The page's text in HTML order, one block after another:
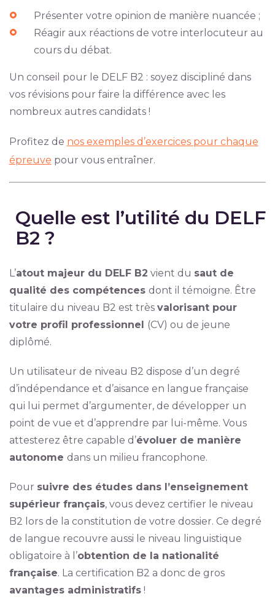
Présenter votre opinion de manière nuancée ;
Réagir aux réactions de votre interlocuteur au
cours du débat.
Un conseil pour le DELF B2 : soyez discipliné dans
vos révisions pour faire la différence avec les
nombreux autres candidats !
Profitez de nos exemples d’exercices pour chaque
épreuve pour vous entraîner.
Quelle est l’utilité du DELF
B2 ?
L’atout majeur du DELF B2 vient du saut de
qualité des compétences dont il témoigne. Être
titulaire du niveau B2 est très valorisant pour
votre profil professionnel
(CV) ou de jeune
diplômé.
Un utilisateur de niveau B2 dispose d’un degré
d’indépendance et d’aisance en langue française
qui lui permet d’argumenter, de développer un
point de vue et d’apprendre par lui-même. Vous
attesterez être capable d’évoluer de manière
autonome dans un milieu francophone.
Pour suivre des études dans l’enseignement
supérieur français, vous devez certifier le niveau
B2 lors de la constitution de votre dossier. Ce degré
de langue recouvre aussi le niveau linguistique
obligatoire à l’obtention de la nationalité
française. La certification B2 a donc de gros
avantages administratifs!